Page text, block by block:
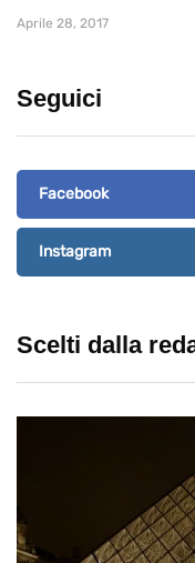
Aprile 28, 2017
Seguici
Facebook
Instagram
Scelti dalla